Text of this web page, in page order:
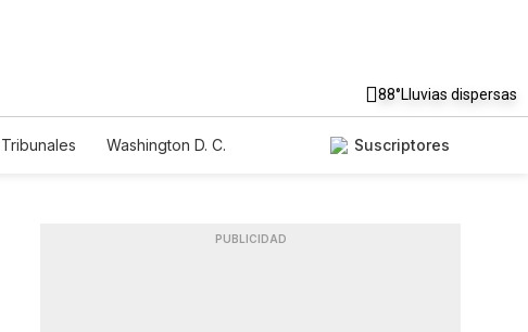
88°Lluvias dispersas
Tribunales
Washington D. C.
Suscriptores
PUBLICIDAD